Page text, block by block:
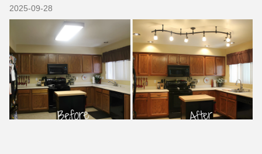
2025-09-28